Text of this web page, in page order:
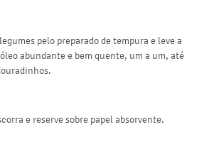
pelo preparado de tempura e leve a
abundante e bem quente, um a um, até
e reserve sobre papel absorvente.